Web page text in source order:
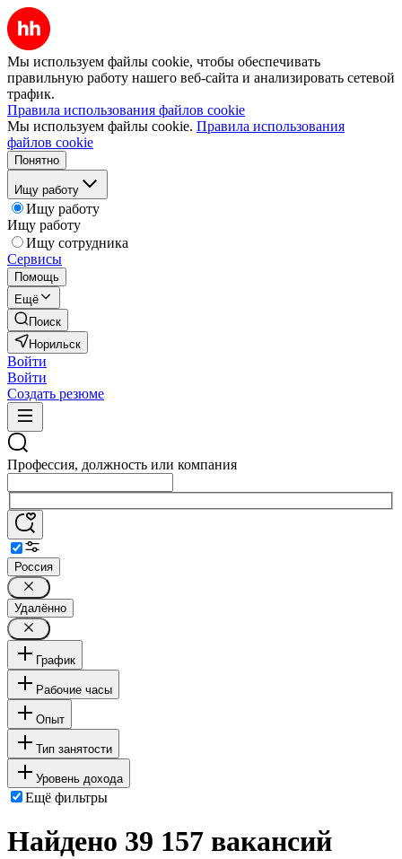
Мы используем файлы cookie, чтобы обеспечивать
правильную работу нашего веб-сайта и анализировать сетевой
трафик.
Правила использования файлов cookie
Мы используем файлы cookie. Правила использования
файлов cookie
Понятно
Ищу работу
Ищу работу
Ищу работу
Ищу сотрудника
Сервисы
Помощь
Ещё
Поиск
Норильск
Войти
Войти
Создать резюме
Профессия, должность или компания
Россия
Удалённо
График
Рабочие часы
Опыт
Тип занятости
Уровень дохода
Ещё фильтры
Найдено 39 157 вакансий